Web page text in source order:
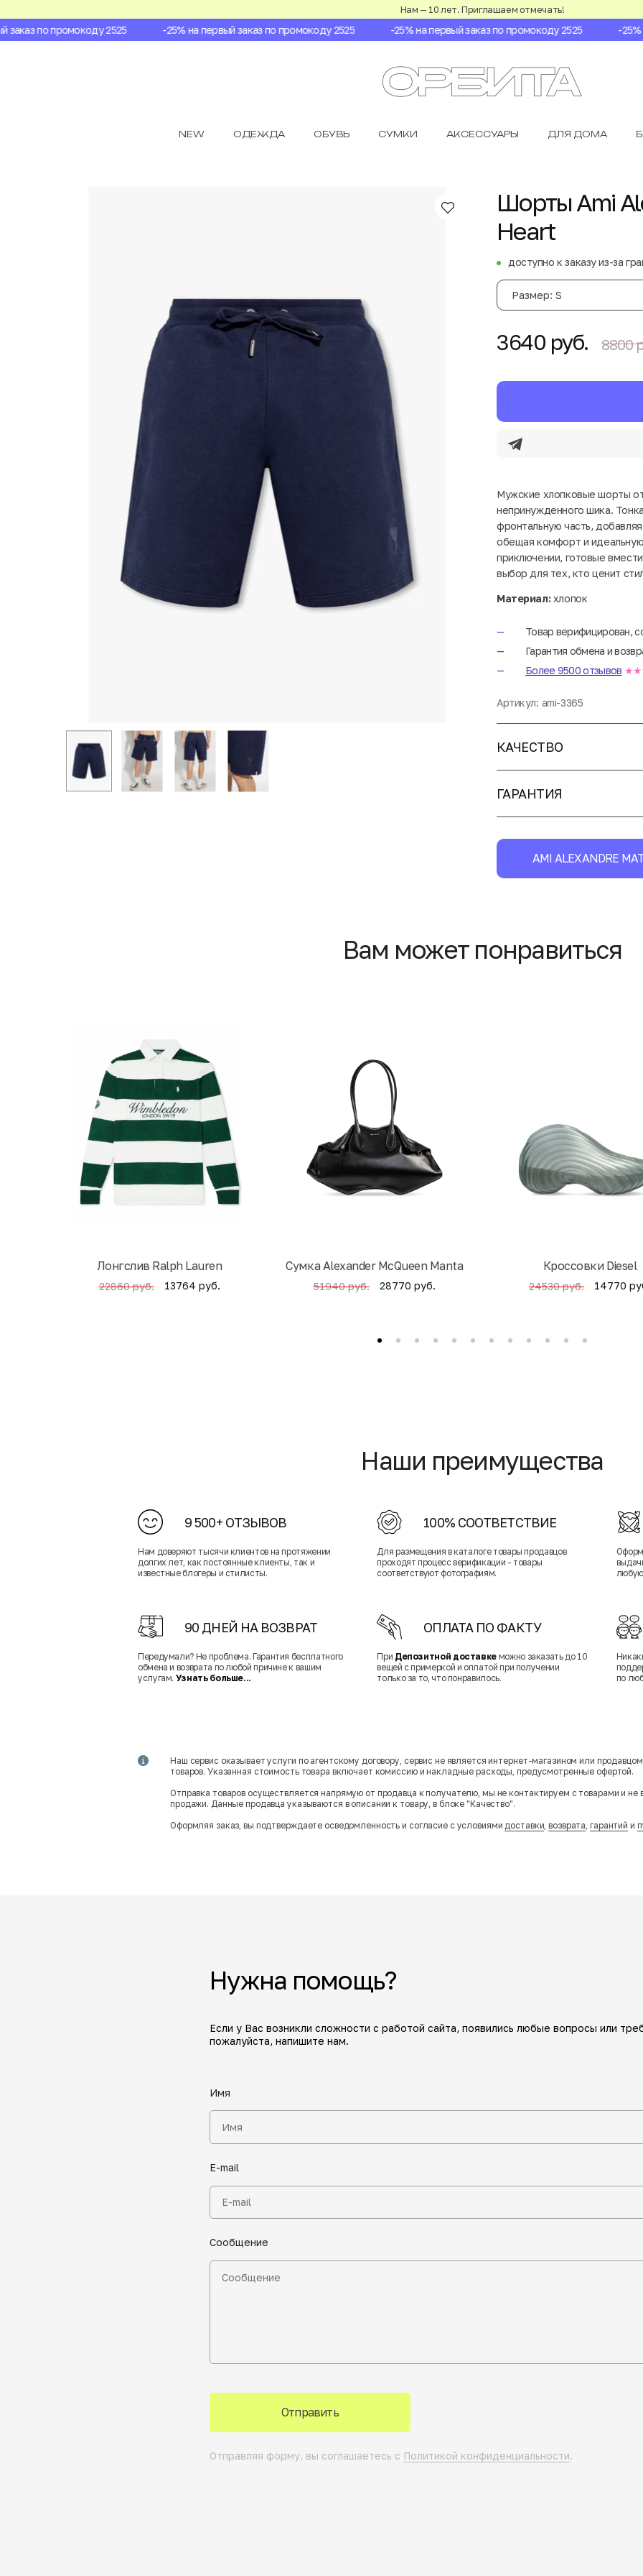
Нам — 10 лет. Приглашаем отмечать!
по промокоду 2525 -25% на первый заказ по промокоду 2525 -25% на первый заказ по промокоду 2525 -25%
NEW ОДЕЖДА ОБУВЬ СУМКИ АКСЕССУАРЫ ДЛЯ ДОМА
Шорты Ami
Heart
доступно к заказу из-за
Размер: S
3640 руб. 8800
Мужские хлопковые шорты
непринужденного шика.
фронтальную часть,
обещая комфорт и
приключении, готовые
выбор для тех, кто ценит
Материал:хлопок
Товар верифицирован,
Гарантия обмена и
Более 9500 отзывов
Артикул: ami-3365
КАЧЕСТВО
ГАРАНТИЯ
AMI ALEXANDRE
Вам может понравиться
Лонгслив Ralph Lauren
22860 руб. 13764 руб.
Cумка Alexander McQueen Manta
51940 руб. 28770 руб.
Кроссовки Diesel
24530 руб. 14770
Наши преимущества
9 500+ ОТЗЫВОВ
Нам доверяют тысячи клиентов на протяжении
долгих лет, как постоянные клиенты, так и
известные блогеры и стилисты.
100% СООТВЕТСТВИЕ
Для размещения в каталоге товары продавцов
проходят процесс верификации - товары
соответствуют фотографиям.
90 ДНЕЙ НА ВОЗВРАТ
Передумали? Не проблема. Гарантия бесплатного
обмена и возврата по любой причине к вашим
услугам. Узнать больше...
ОПЛАТА ПО ФАКТУ
При Депозитной доставке можно заказать до 10
вещей с примеркой и оплатой при получении
только за то, что понравилось.
по
Наш сервис оказывает услуги по агентскому договору, сервис не является интернет-магазином или
товаров. Указанная стоимость товара включает комиссию и накладные расходы, предусмотренные офертой.
Отправка товаров осуществляется напрямую от продавца к получателю, мы не контактируем с товарами и не
продажи. Данные продавца указываются в описании к товару, в блоке "Качество".
Оформляя заказ, вы подтверждаете осведомленность и согласие с условиями доставки ,возврата гарантий и
Нужна помощь?
Если у Вас возникли сложности с работой сайта, появились любые вопросы или
пожалуйста, напишите нам.
Имя
E-mail
Сообщение
Отправить
Отправляя форму, вы соглашаетесь с Политикой конфиденциальности.